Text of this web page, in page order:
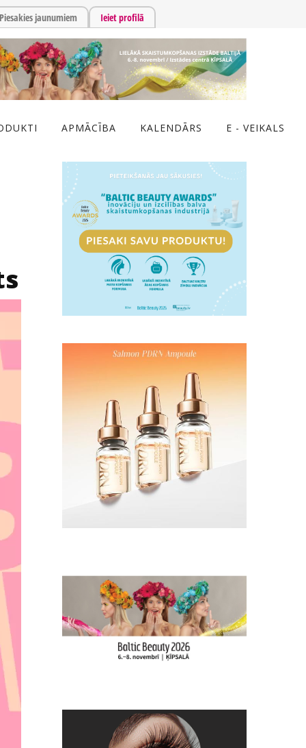
Piesakies jaunumiem Ieiet profilā
APMĀCĪBA KALENDĀRS E - VEIKALS